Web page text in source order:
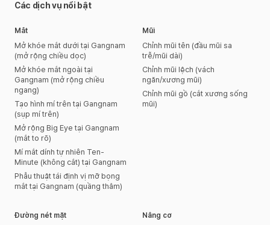
Các dịch vụ nổi bật
Mắt
Mở khóe mắt dưới tại Gangnam
(mở rộng chiều dọc)
Mở khóe mắt ngoài tại
Gangnam (mở rộng chiều
ngang)
Tạo hình mí trên tại Gangnam
(sụp mí trên)
Mở rộng Big Eye tại Gangnam
(mắt to rõ)
Mí mắt dính tự nhiên Ten-
Minute (không cắt) tại Gangnam
Phẫu thuật tái định vị mỡ bọng
mắt tại Gangnam (quầng thâm)
Mũi
Chỉnh mũi tên (đầu mũi sa
trễ/mũi dài)
Chỉnh mũi lệch (vách
ngăn/xương mũi)
Chỉnh mũi gồ (cắt xương sống
mũi)
Đường nét mặt Nâng cơ